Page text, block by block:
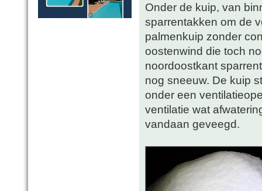
Onder de kuip, van
sparrentakken om de
palmenkuip zonder
oostenwind die toch
noordoostkant
nog sneeuw. De kuip
onder een
ventilatie wat
vandaan geveegd.